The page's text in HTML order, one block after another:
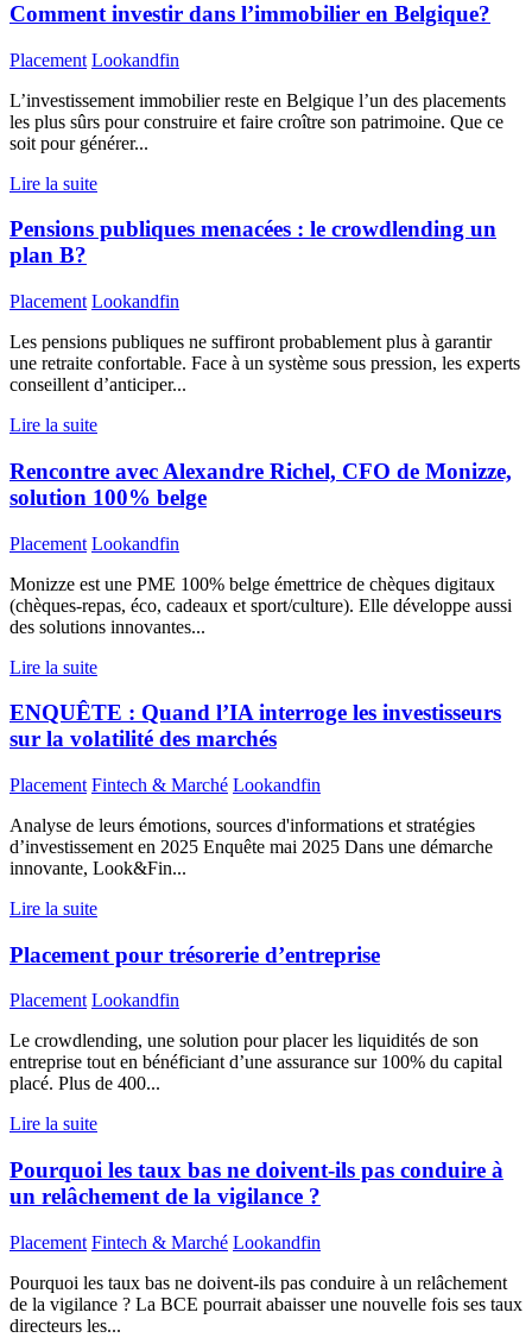
Comment investir dans l’immobilier en Belgique?
Placement Lookandfin
L’investissement immobilier reste en Belgique l’un des placements
les plus sûrs pour construire et faire croître son patrimoine. Que ce
soit pour générer...
Lire la suite
Pensions publiques menacées : le crowdlending un
plan B?
Placement Lookandfin
Les pensions publiques ne suffiront probablement plus à garantir
une retraite confortable. Face à un système sous pression, les experts
conseillent d’anticiper...
Lire la suite
Rencontre avec Alexandre Richel, CFO de Monizze,
solution 100% belge
Placement Lookandfin
Monizze est une PME 100% belge émettrice de chèques digitaux
(chèques-repas, éco, cadeaux et sport/culture). Elle développe aussi
des solutions innovantes...
Lire la suite
ENQUÊTE : Quand l’IA interroge les investisseurs
sur la volatilité des marchés
Placement Fintech & Marché Lookandfin
Analyse de leurs émotions, sources d'informations et stratégies
d’investissement en 2025 Enquête mai 2025 Dans une démarche
innovante, Look&Fin...
Lire la suite
Placement pour trésorerie d’entreprise
Placement Lookandfin
Le crowdlending, une solution pour placer les liquidités de son
entreprise tout en bénéficiant d’une assurance sur 100% du capital
placé. Plus de 400...
Lire la suite
Pourquoi les taux bas ne doivent-ils pas conduire à
un relâchement de la vigilance ?
Placement Fintech & Marché Lookandfin
Pourquoi les taux bas ne doivent-ils pas conduire à un relâchement
de la vigilance ? La BCE pourrait abaisser une nouvelle fois ses taux
directeurs les...